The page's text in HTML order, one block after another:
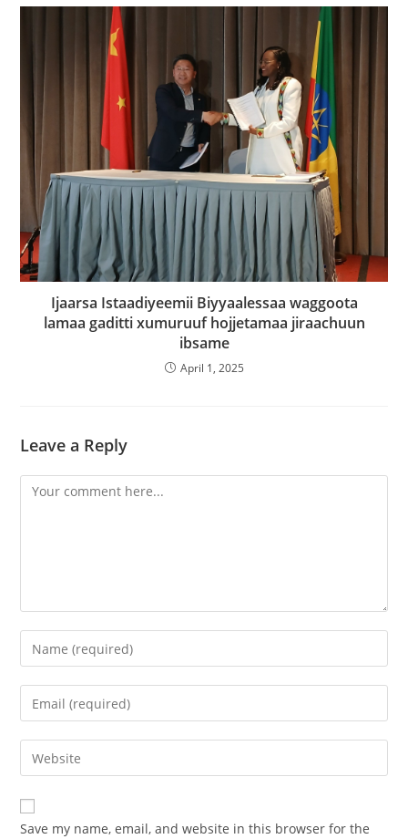
Ijaarsa Istaadiyeemii Biyyaalessaa waggoota
lamaa gaditti xumuruuf hojjetamaa jiraachuun
ibsame
April 1, 2025
Leave a Reply
Save my name, email, and website in this browser for the